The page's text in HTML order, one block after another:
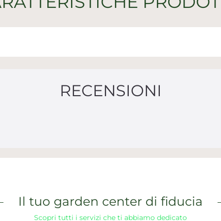
RECENSIONI
Il tuo garden center di fiducia
Scopri tutti i servizi che ti abbiamo dedicato